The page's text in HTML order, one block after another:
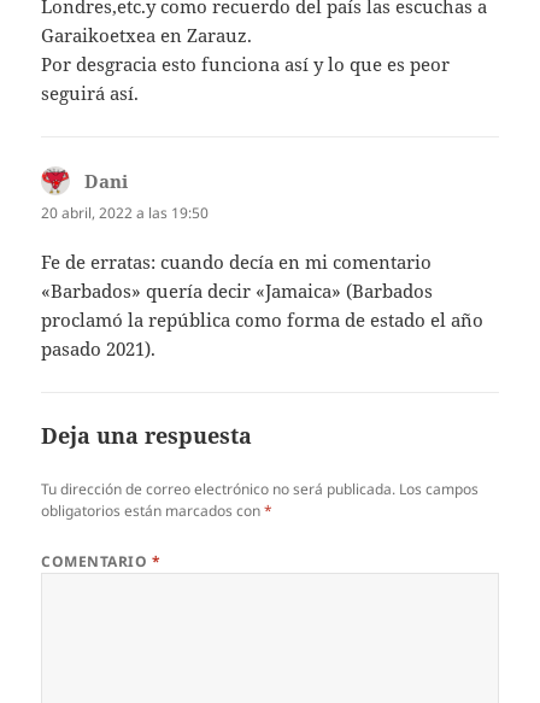
Londres,etc.y como recuerdo del país las escuchas a
Garaikoetxea en Zarauz.
Por desgracia esto funciona así y lo que es peor
seguirá así.
Dani
20 abril, 2022 a las 19:50
Fe de erratas: cuando decía en mi comentario
«Barbados» quería decir «Jamaica» (Barbados
proclamó la república como forma de estado el año
pasado 2021).
Deja una respuesta
Tu dirección de correo electrónico no será publicada. Los campos
obligatorios están marcados con*
COMENTARIO *